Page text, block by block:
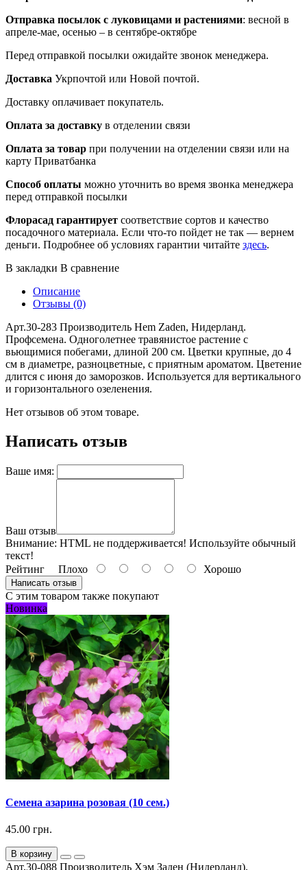
Отправка посылок с луковицами и растениями: весной в
апреле-мае, осенью – в сентябре-октябре
Перед отправкой посылки ожидайте звонок менеджера.
Доставка Укрпочтой или Новой почтой.
Доставку оплачивает покупатель.
Оплата за доставку в отделении связи
Оплата за товар при получении на отделении связи или на
карту Приватбанка
Способ оплаты можно уточнить во время звонка менеджера
перед отправкой посылки
Флорасад гарантирует соответствие сортов и качество
посадочного материала. Если что-то пойдет не так — вернем
деньги. Подробнее об условиях гарантии читайте здесь.
В закладки В сравнение
Описание
Отзывы (0)
Арт.30-283 Производитель Hem Zaden, Нидерланд.
Профсемена. Одноголетнее травянистое растение с
вьющимися побегами, длиной 200 см. Цветки крупные, до 4
см в диаметре, разноцветные, с приятным ароматом. Цветение
длится с июня до заморозков. Используется для вертикального
и горизонтального озеленения.
Нет отзывов об этом товаре.
Написать отзыв
Ваше имя:
Ваш отзыв
Внимание: HTML не поддерживается! Используйте обычный
текст!
Рейтинг Плохо Хорошо
Написать отзыв
С этим товаром также покупают
Новинка
Семена азарина розовая (10 сем.)
45.00 грн.
В корзину
Арт.30-088 Производитель Хэм Заден (Нидерланд).